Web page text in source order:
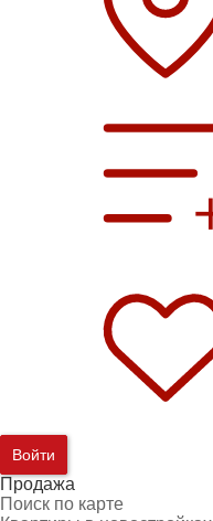
Войти
Продажа
Поиск по карте